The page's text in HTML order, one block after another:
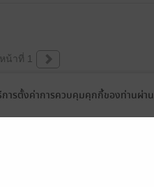
หน้าที่ 1
การตั้งค่าการควบคุมคุกกี้ของท่านผ่าน